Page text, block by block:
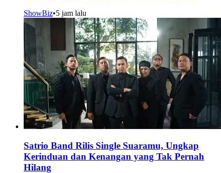
ShowBiz•5 jam lalu
Satrio Band Rilis Single Suaramu, Ungkap
Kerinduan dan Kenangan yang Tak Pernah
Hilang